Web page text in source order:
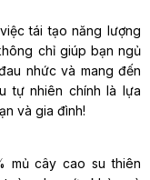
tái tạo năng lượng
chỉ giúp bạn ngủ
nhức và mang đến
tự nhiên chính là lựa
và gia đình!
mủ cây cao su thiên